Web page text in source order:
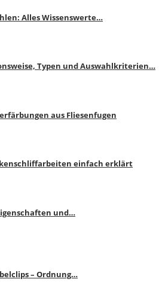
Alles Wissenswerte…
Typen und Auswahlkriterien…
aus Fliesenfugen
einfach erklärt
und…
– Ordnung…